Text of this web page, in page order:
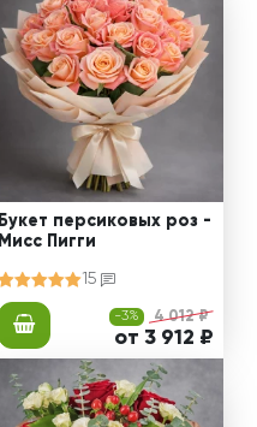
Букет персиковых роз -
Мисс Пигги
15
-3% 4 012 ₽
от 3 912 ₽